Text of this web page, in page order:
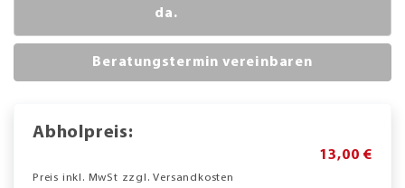
da.
Beratungstermin vereinbaren
Abholpreis:
13,00 €
Preis inkl. MwSt zzgl. Versandkosten